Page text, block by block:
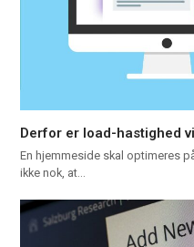
Derfor er load-hastighed
En hjemmeside skal optimeres
ikke nok, at…